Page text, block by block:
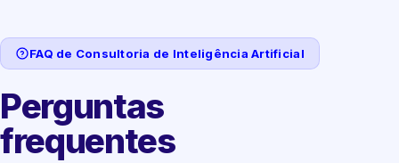
FAQ de Consultoria de Inteligência Artificial
Perguntas
frequentes